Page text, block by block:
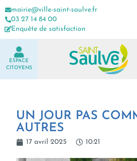
mairie@ville-saint-saulve.fr
03 27 14 84 00
Enquête de satisfaction
ESPACE
CITOYENS
UN JOUR PAS
AUTRES
17 avril 2025 10:21